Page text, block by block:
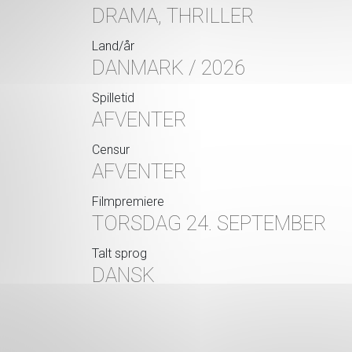
DRAMA, THRILLER
Land/år
DANMARK / 2026
Spilletid
AFVENTER
Censur
AFVENTER
Filmpremiere
TORSDAG 24. SEPTEMBER
Talt sprog
DANSK